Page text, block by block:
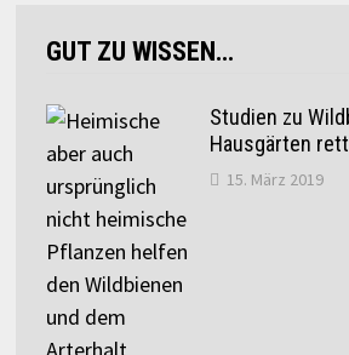
GUT ZU WISSEN…
Studien zu
Hausgärten
15. März 2019